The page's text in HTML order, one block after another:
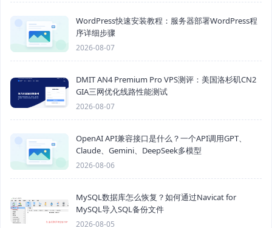
WordPress快速安装教程：服务器部署WordPress程
序详细步骤
2026-08-07
DMIT AN4 Premium Pro VPS测评：美国洛杉矶CN2
GIA三网优化线路性能测试
2026-08-07
OpenAI API兼容接口是什么？一个API调用GPT、
Claude、Gemini、DeepSeek多模型
2026-08-06
MySQL数据库怎么恢复？如何通过Navicat for
MySQL导入SQL备份文件
2026-08-05